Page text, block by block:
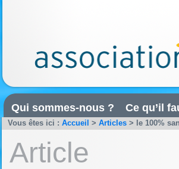
Qui sommes-nous ? Ce qu’il
Vous êtes ici : Accueil > Articles > le 100%
Article